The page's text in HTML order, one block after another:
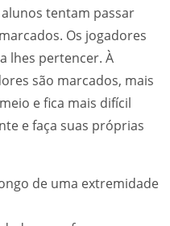
alunos tentam passar
Os jogadores
lhes pertencer. À
são marcados, mais
e fica mais difícil
e faça suas próprias
de uma extremidade